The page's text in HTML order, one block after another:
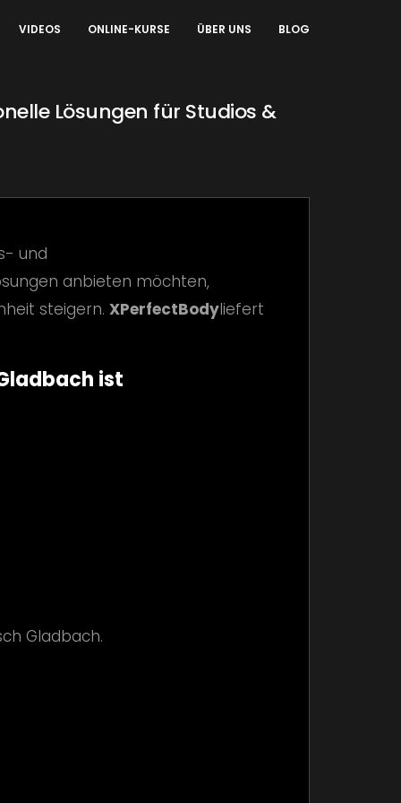
VIDEOS ONLINE-KURSE ÜBER UNS BLOG
Lösungen für Studios &
und
anbieten möchten,
steigern. XPerfectBodyliefert
ist
Gladbach.